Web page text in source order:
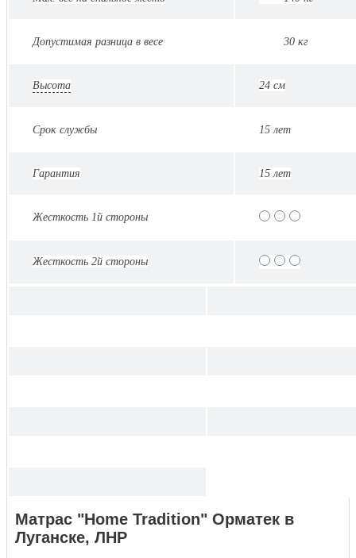
Допустимая разница в весе 30 кг
Высота 24 см
Срок службы 15 лет
Гарантия 15 лет
Жесткость 1й стороны
Жесткость 2й стороны
Матрас "Home Tradition" Орматек в
Луганске, ЛНР